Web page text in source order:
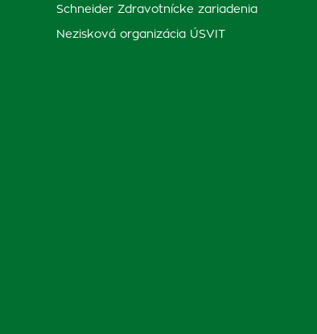
Schneider Zdravotnícke zariadenia
Nezisková organizácia ÚSVIT